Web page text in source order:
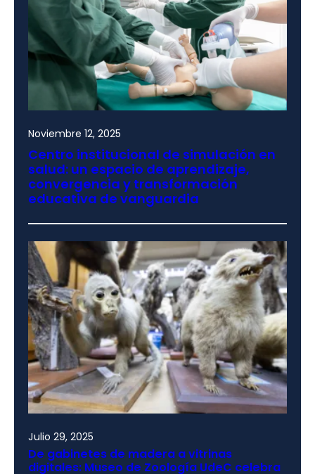
Noviembre 12, 2025
Centro institucional de simulación en
salud: un espacio de aprendizaje,
convergencia y transformación
educativa de vanguardia
Julio 29, 2025
De gabinetes de madera a vitrinas
digitales: Museo de Zoología UdeC celebra